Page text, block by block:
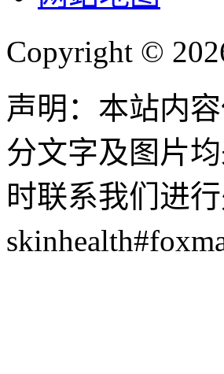
Copyright ©
声明：本站内
分文字及图片
时联系我们进